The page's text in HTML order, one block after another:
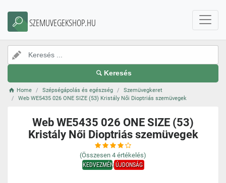
SZEMUVEGEKSHOP.HU
Keresés
Home Szépségápolás és egészség
Szemüvegkeret
Web WE5435 026 ONE SIZE (53) Kristály Női Dioptriás szemüvegek
Web WE5435 026 ONE SIZE (53)
Kristály Női Dioptriás szemüvegek
(Összesen 4 értékelés)
KEDVEZMÉNYÚJDONSÁG